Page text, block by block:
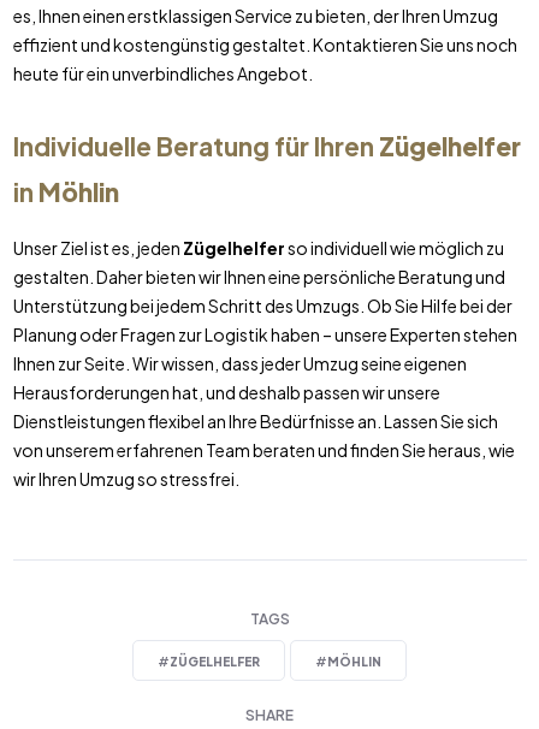
es, Ihnen einen erstklassigen Service zu bieten, der Ihren Umzug
effizient und kostengünstig gestaltet. Kontaktieren Sie uns noch
heute für ein unverbindliches Angebot.
Individuelle Beratung für Ihren Zügelhelfer
in Möhlin
Unser Ziel ist es, jeden Zügelhelferso individuell wie möglich zu
gestalten. Daher bieten wir Ihnen eine persönliche Beratung und
Unterstützung bei jedem Schritt des Umzugs. Ob Sie Hilfe bei der
Planung oder Fragen zur Logistik haben – unsere Experten stehen
Ihnen zur Seite. Wir wissen, dass jeder Umzug seine eigenen
Herausforderungen hat, und deshalb passen wir unsere
Dienstleistungen flexibel an Ihre Bedürfnisse an. Lassen Sie sich
von unserem erfahrenen Team beraten und finden Sie heraus, wie
wir Ihren Umzug so stressfrei.
TAGS
#ZÜGELHELFER #MÖHLIN
SHARE